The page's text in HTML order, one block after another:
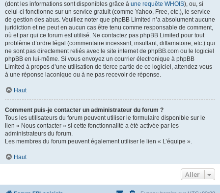
(dont les informations sont disponibles grâce à une requête WHOIS), ou, si
celui-ci fonctionne sur un service gratuit (comme Yahoo, Free, etc.), le service
de gestion des abus. Veuillez noter que phpBB Limited n’a absolument aucune
juridiction et ne peut en aucun cas être tenu comme responsable de comment,
où et par qui ce forum est utilisé. Ne contactez pas phpBB Limited pour tout
problème d’ordre légal (commentaire incessant, insultant, diffamatoire, etc.) qui
ne sont pas directement reliés avec le site internet de phpBB.com ou le logiciel
phpBB en lui-même. Si vous envoyez un courrier électronique à phpBB
Limited à propos d’une utilisation de tierce partie de ce logiciel, attendez-vous
à une réponse laconique ou à ne pas recevoir de réponse.
Haut
Comment puis-je contacter un administrateur du forum ?
Tous les utilisateurs du forum peuvent utiliser le formulaire disponible sur le
lien « Nous contacter » si cette fonctionnalité a été activée par les
administrateurs du forum.
Les membres du forum peuvent également utiliser le lien « L’équipe ».
Haut
Aller